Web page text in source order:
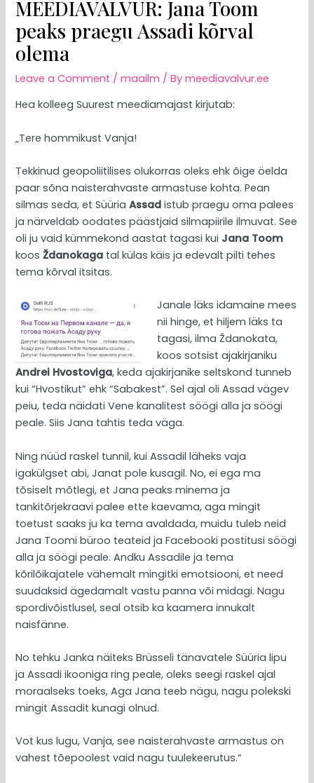
MEEDIAVALVUR: Jana Toom
peaks praegu Assadi kõrval
olema
Leave a Comment /maailm / Bymeediavalvur.ee
Hea kolleeg Suurest meediamajast kirjutab:
„Tere hommikust Vanja!
Tekkinud geopoliitilises olukorras oleks ehk õige öelda
paar sõna naisterahvaste armastuse kohta. Pean
silmas seda, et SüüriaAssad istub praegu oma palees
ja närveldab oodates päästjaid silmapiirile ilmuvat. See
oli ju vaid kümmekond aastat tagasi kui Jana Toom
koosŽdanokaga tal külas käis ja edevalt pilti tehes
tema kõrval itsitas.
Janale läks idamaine mees
nii hinge, et hiljem läks ta
tagasi, ilma Ždanokata,
koos sotsist ajakirjaniku
Andrei Hvostoviga, keda ajakirjanike seltskond tunneb
kui “Hvostikut” ehk “Sabakest”. Sel ajal oli Assad vägev
peiu, teda näidati Vene kanalitest söögi alla ja söögi
peale. Siis Jana tahtis teda väga.
Ning nüüd raskel tunnil, kui Assadil läheks vaja
igakülgset abi, Janat pole kusagil. No, ei ega ma
tõsiselt mõtlegi, et Jana peaks minema ja
tankitõrjekraavi palee ette kaevama, aga mingit
toetust saaks ju ka tema avaldada, muidu tuleb neid
Jana Toomi büroo teateid ja Facebooki postitusi söögi
alla ja söögi peale. Andku Assadile ja tema
kõrilõikajatele vähemalt mingitki emotsiooni, et need
suudaksid ägedamalt vastu panna või midagi. Nagu
spordivõistlusel, seal otsib ka kaamera innukalt
naisfänne.
No tehku Janka näiteks Brüsseli tänavatele Süüria lipu
ja Assadi ikooniga ring peale, oleks seegi raskel ajal
moraalseks toeks, Aga Jana teeb nägu, nagu polekski
mingit Assadit kunagi olnud.
Vot kus lugu, Vanja, see naisterahvaste armastus on
vahest tõepoolest vaid nagu tuulekeerutus.“